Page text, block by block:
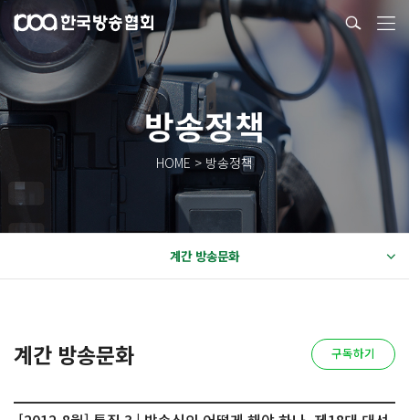
방송정책
HOME > 방송정책
계간 방송문화
계간 방송문화 구독하기